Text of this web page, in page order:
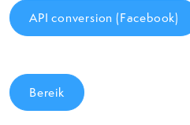
API conversion (Facebook)
Bereik